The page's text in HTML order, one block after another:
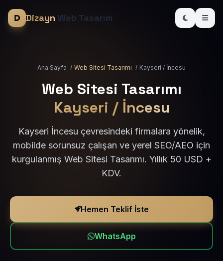
Dizayn Web Tasarım
Ana Sayfa / Web Sitesi Tasarımı / Kayseri / İncesu
Web Sitesi Tasarımı
Kayseri / İncesu
Kayseri İncesu çevresindeki firmalara yönelik,
mobilde sorunsuz çalışan ve yerel SEO/AEO için
kurgulanmış Web Sitesi Tasarımı. Yıllık 50 USD +
KDV.
Hemen Teklif İste
WhatsApp